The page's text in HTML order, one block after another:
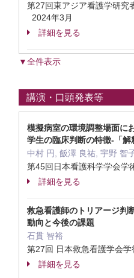
第27回東アジア看護学研究
2024年3月
詳細を見る
▼全件表示
講演・口頭発表等
模擬病室の環境調整場面に
学生の臨床判断の特徴-「
中村 円, 飯澤 良祐, 宇野 智
第45回日本看護科学学会学
詳細を見る
救急看護師のトリアージ判
動向と今後の課題
石貫 智裕
第27回 日本救急看護学会
詳細を見る